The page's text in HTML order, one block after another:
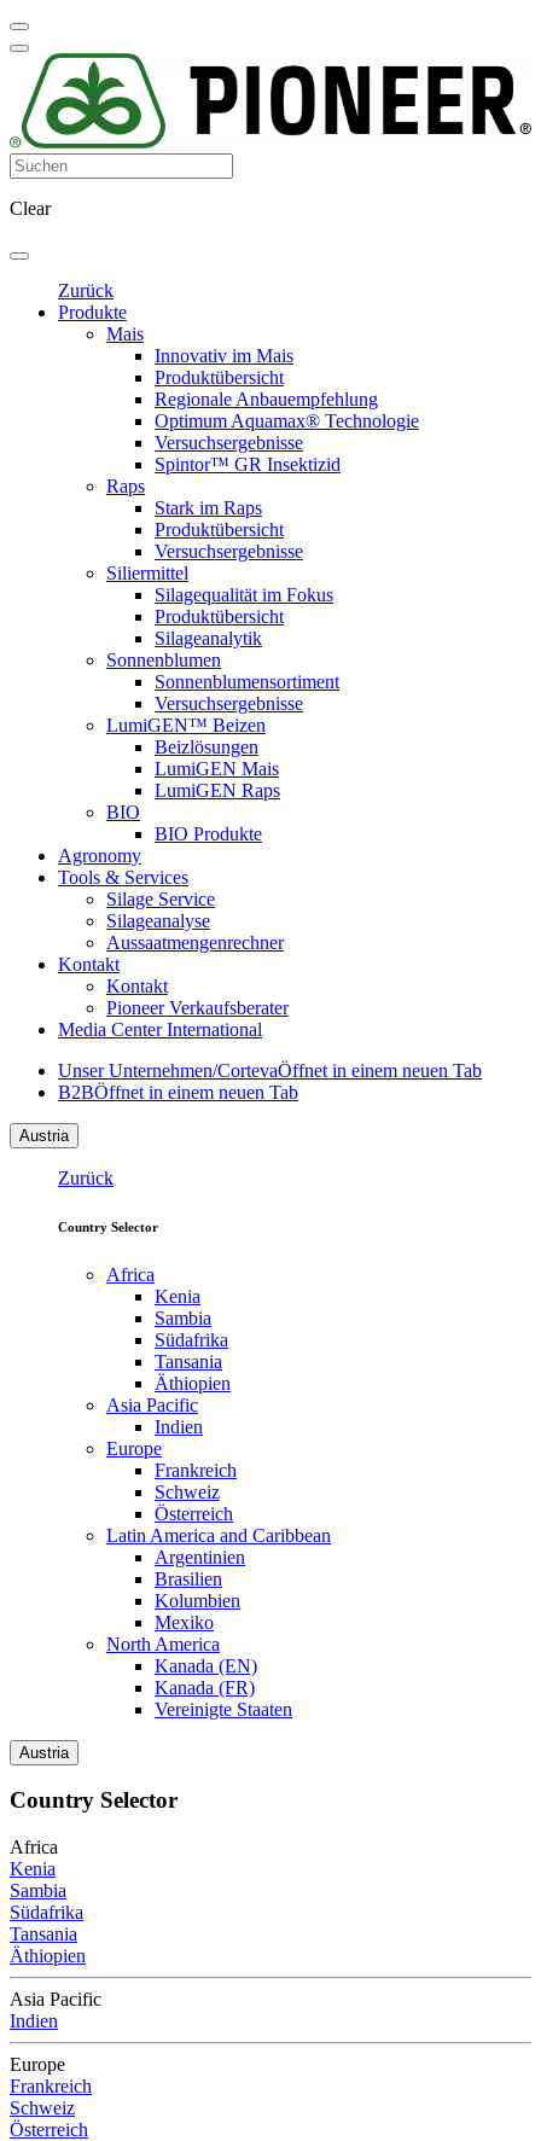
Clear
Zurück
Produkte
Mais
Innovativ im Mais
Produktübersicht
Regionale Anbauempfehlung
Optimum Aquamax® Technologie
Versuchsergebnisse
Spintor™ GR Insektizid
Raps
Stark im Raps
Produktübersicht
Versuchsergebnisse
Siliermittel
Silagequalität im Fokus
Produktübersicht
Silageanalytik
Sonnenblumen
Sonnenblumensortiment
Versuchsergebnisse
LumiGEN™ Beizen
Beizlösungen
LumiGEN Mais
LumiGEN Raps
BIO
BIO Produkte
Agronomy
Tools & Services
Silage Service
Silageanalyse
Aussaatmengenrechner
Kontakt
Kontakt
Pioneer Verkaufsberater
Media Center International
Unser Unternehmen/CortevaÖffnet in einem neuen Tab
B2BÖffnet in einem neuen Tab
Austria
Zurück
Country Selector
Africa
Kenia
Sambia
Südafrika
Tansania
Äthiopien
Asia Pacific
Indien
Europe
Frankreich
Schweiz
Österreich
Latin America and Caribbean
Argentinien
Brasilien
Kolumbien
Mexiko
North America
Kanada (EN)
Kanada (FR)
Vereinigte Staaten
Austria
Country Selector
Africa
Kenia
Sambia
Südafrika
Tansania
Äthiopien
Asia Pacific
Indien
Europe
Frankreich
Schweiz
Österreich